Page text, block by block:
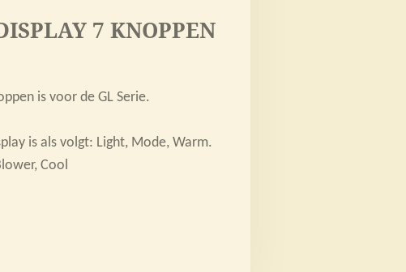
7 KNOPPEN
is voor de GL Serie.
is als volgt: Light, Mode, Warm.
Cool